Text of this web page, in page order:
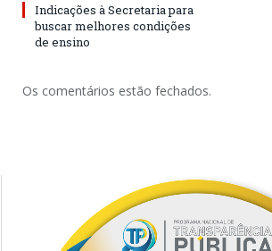
Indicações à Secretaria para
buscar melhores condições
de ensino
Os comentários estão fechados.